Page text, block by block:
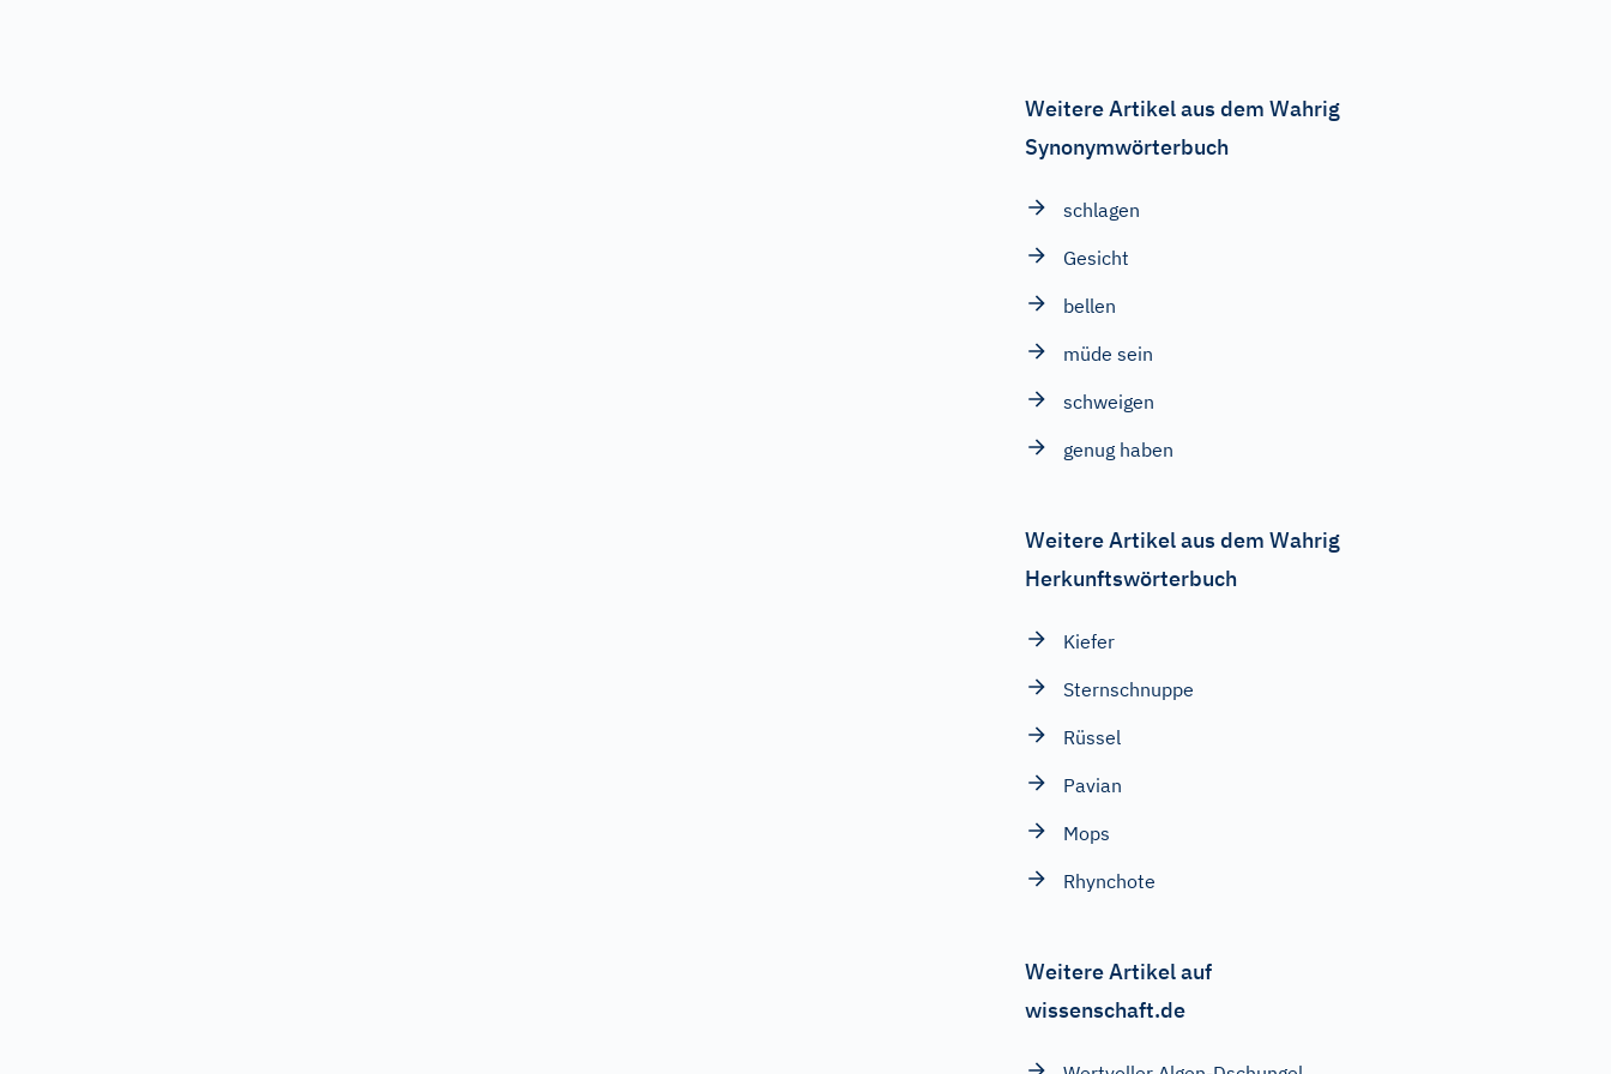
Weitere Artikel aus dem Wahrig
Synonymwörterbuch
schlagen
Gesicht
bellen
müde sein
schweigen
genug haben
Weitere Artikel aus dem Wahrig
Herkunftswörterbuch
Kiefer
Sternschnuppe
Rüssel
Pavian
Mops
Rhynchote
Weitere Artikel auf
wissenschaft.de